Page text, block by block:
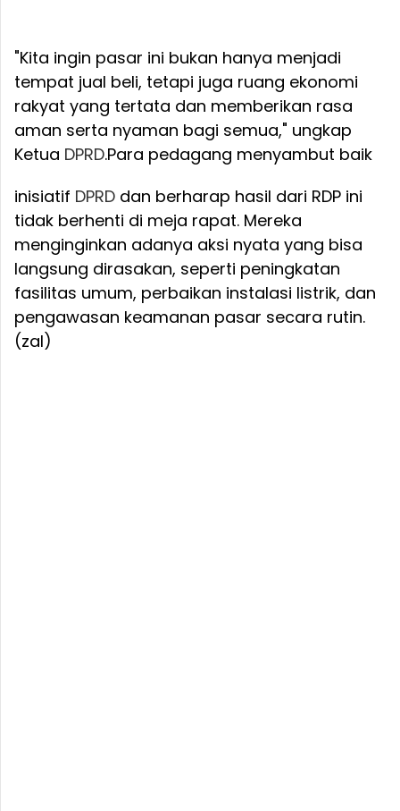
"Kita ingin pasar ini bukan hanya menjadi
tempat jual beli, tetapi juga ruang ekonomi
rakyat yang tertata dan memberikan rasa
aman serta nyaman bagi semua," ungkap
Ketua DPRD.Para pedagang menyambut baik
inisiatif DPRD dan berharap hasil dari RDP ini
tidak berhenti di meja rapat. Mereka
menginginkan adanya aksi nyata yang bisa
langsung dirasakan, seperti peningkatan
fasilitas umum, perbaikan instalasi listrik, dan
pengawasan keamanan pasar secara rutin.
(zal)